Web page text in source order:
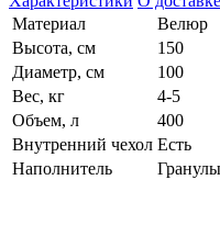
Материал
Велюр
Высота, см
150
Диаметр, см
100
Вес, кг
4-5
Объем, л
400
Внутренний чехол Есть
Наполнитель